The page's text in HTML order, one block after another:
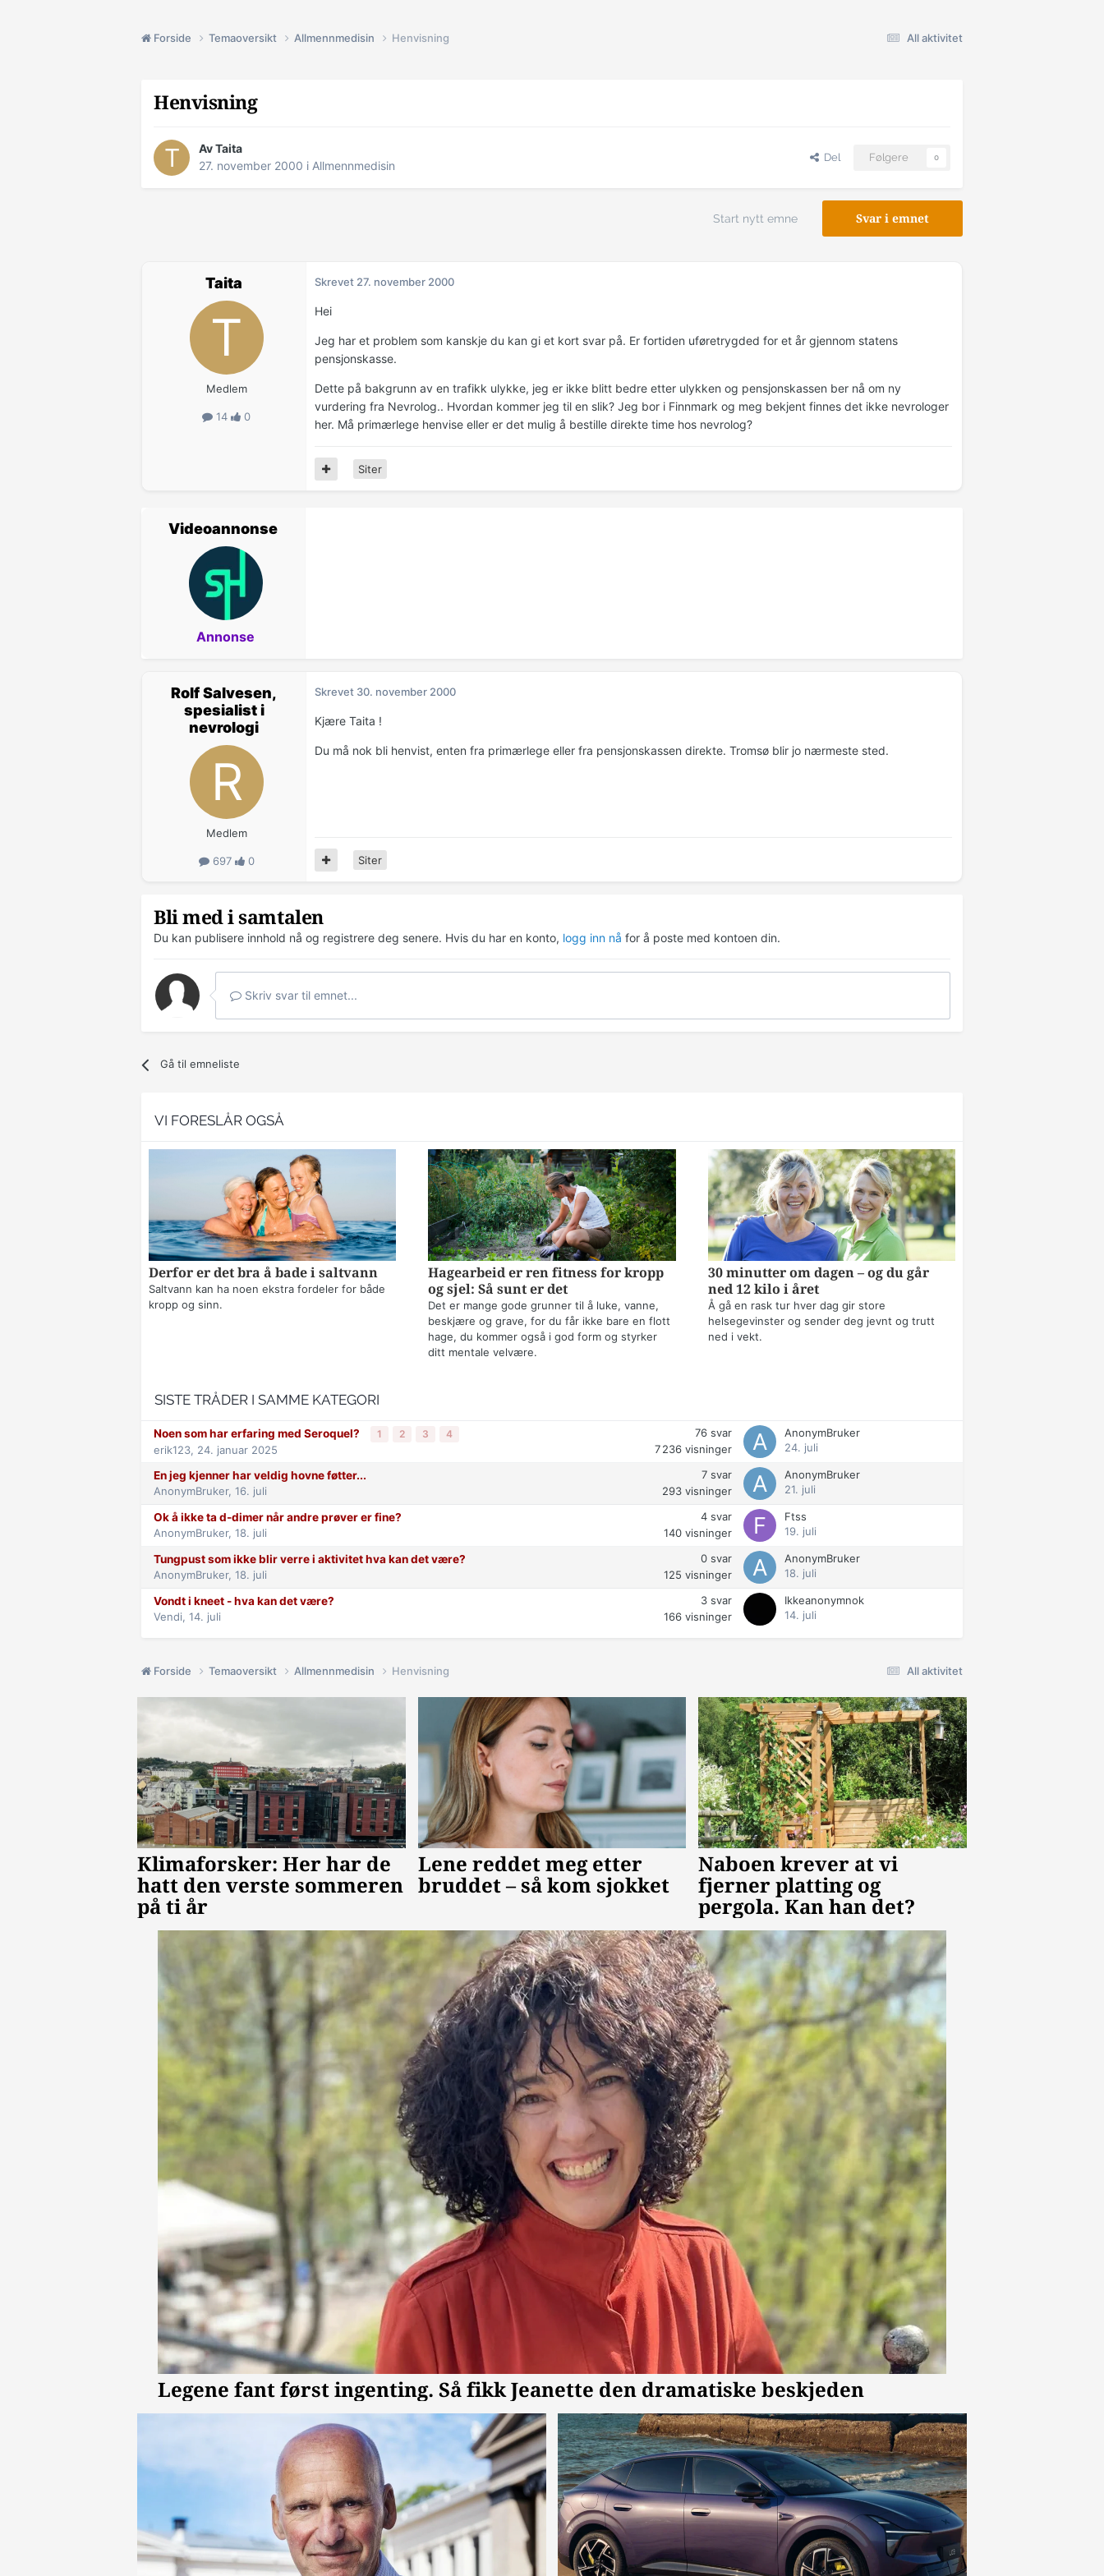
All aktivitet
Forside Temaoversikt Allmennmedisin Henvisning
Henvisning
Av Taita
27. november 2000 i Allmennmedisin
Del Følgere 0
Svar i emnet
Start nytt emne
Taita
Medlem
14 0
Skrevet 27. november 2000
Hei
Jeg har et problem som kanskje du kan gi et kort svar på. Er fortiden uføretrygded for et år gjennom statens
pensjonskasse.
Dette på bakgrunn av en trafikk ulykke, jeg er ikke blitt bedre etter ulykken og pensjonskassen ber nå om ny
vurdering fra Nevrolog.. Hvordan kommer jeg til en slik? Jeg bor i Finnmark og meg bekjent finnes det ikke nevrologer
her. Må primærlege henvise eller er det mulig å bestille direkte time hos nevrolog?
Siter
Videoannonse
Annonse
Rolf Salvesen,
spesialist i
nevrologi
Medlem
697 0
Skrevet 30. november 2000
Kjære Taita !
Du må nok bli henvist, enten fra primærlege eller fra pensjonskassen direkte. Tromsø blir jo nærmeste sted.
Siter
Bli med i samtalen
Du kan publisere innhold nå og registrere deg senere. Hvis du har en konto, logg inn nå for å poste med kontoen din.
Skriv svar til emnet...
Gå til emneliste
VI FORESLÅR OGSÅ
Derfor er det bra å bade i saltvann
Saltvann kan ha noen ekstra fordeler for både
kropp og sinn.
Hagearbeid er ren fitness for kropp
og sjel: Så sunt er det
Det er mange gode grunner til å luke, vanne,
beskjære og grave, for du får ikke bare en flott
hage, du kommer også i god form og styrker
ditt mentale velvære.
30 minutter om dagen – og du går
ned 12 kilo i året
Å gå en rask tur hver dag gir store
helsegevinster og sender deg jevnt og trutt
ned i vekt.
SISTE TRÅDER I SAMME KATEGORI
Noen som har erfaring med Seroquel? 1 2 3 4
erik123, 24. januar 2025
76 svar
7 236 visninger
AnonymBruker
24. juli
En jeg kjenner har veldig hovne føtter...
AnonymBruker, 16. juli
7 svar
293 visninger
AnonymBruker
21. juli
Ok å ikke ta d-dimer når andre prøver er fine?
AnonymBruker, 18. juli
4 svar
140 visninger
Ftss
19. juli
Tungpust som ikke blir verre i aktivitet hva kan det være?
AnonymBruker, 18. juli
0 svar
125 visninger
AnonymBruker
18. juli
Vondt i kneet - hva kan det være?
Vendi, 14. juli
3 svar
166 visninger
Ikkeanonymnok
14. juli
All aktivitet
Forside Temaoversikt Allmennmedisin Henvisning